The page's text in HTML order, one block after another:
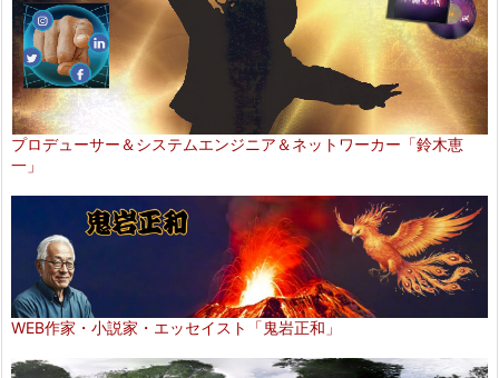
プロデューサー＆システムエンジニア＆ネットワーカー「鈴木恵
一」
WEB作家・小説家・エッセイスト「鬼岩正和」